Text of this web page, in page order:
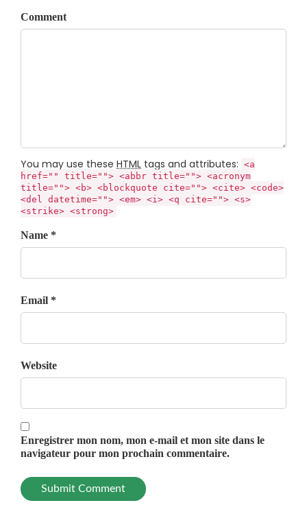
Comment
You may use these HTML tags and attributes: <a
href="" title=""> <abbr title=""> <acronym
title=""> <b> <blockquote cite=""> <cite> <code>
<del datetime=""> <em> <i> <q cite=""> <s>
<strike> <strong>
Name *
Email *
Website
Enregistrer mon nom, mon e-mail et mon site dans le
navigateur pour mon prochain commentaire.